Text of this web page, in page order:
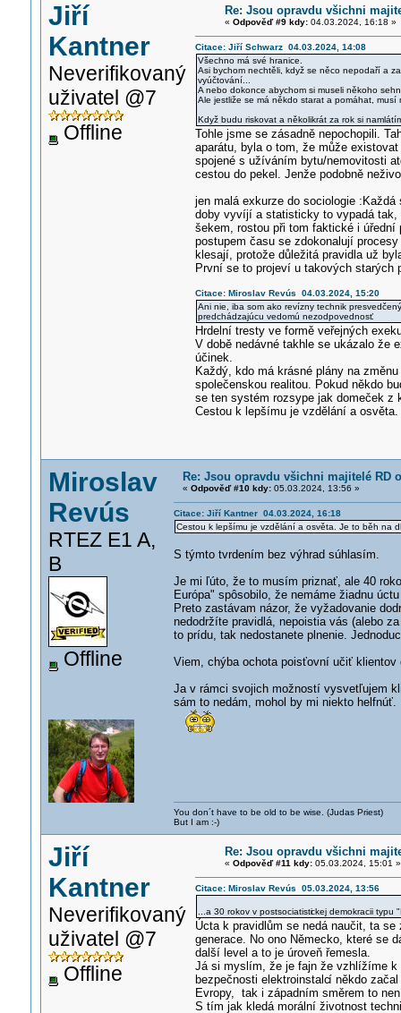
Jiří
Kantner
Neverifikovaný
uživatel @7
Offline
Re: Jsou opravdu všichni
« Odpověď #9 kdy:04.03.2024, 16:18 »
Citace: Jiří Schwarz 04.03.2024, 14:08
Všechno má své hranice.
Asi bychom nechtěli, když se něco nepodaří a
vyúčtování...
A nebo dokonce abychom si museli někoho
Ale jestliže se má někdo starat a pomáhat,
Když budu riskovat a několikrát za rok si
Tohle jsme se zásadně nepochopili.
aparátu, byla o tom, že může
spojené s užíváním bytu/nemovitosti
cestou do pekel. Jenže podobně
jen malá exkurze do sociologie
doby vyvíjí a statisticky to vypadá tak,
šekem, rostou při tom faktické i
postupem času se zdokonalují
klesají, protože důležitá pravidla už
První se to projeví u takových starých
Citace: Miroslav Revús 04.03.2024, 15:20
Ani nie, iba som ako revízny technik
predchádzajúcu vedomú nezodpovednosť.
Hrdelní tresty ve formě veřejných
V době nedávné takhle se ukázalo že
účinek.
Každý, kdo má krásné plány na
společenskou realitou. Pokud někdo
se ten systém rozsype jak domeček z
Cestou k lepšímu je vzdělání a
Miroslav
Revús
RTEZ E1 A,
B
Offline
Re: Jsou opravdu všichni majitelé RD
« Odpověď #10 kdy:05.03.2024, 13:56 »
Citace: Jiří Kantner 04.03.2024, 16:18
Cestou k lepšímu je vzdělání a osvěta. Je to běh na
S týmto tvrdením bez výhrad súhlasím.
Je mi ľúto, že to musím priznať, ale 40
Európa" spôsobilo, že nemáme žiadnu
Preto zastávam názor, že vyžadovanie
nedodržíte pravidlá, nepoistia vás (alebo
to prídu, tak nedostanete plnenie.
Viem, chýba ochota poisťovní učiť klientov
Ja v rámci svojich možností vysvetľujem
sám to nedám, mohol by mi niekto helfnúť.
You don´t have to be old to be wise. (Judas Priest)
But I am :-)
Jiří
Kantner
Neverifikovaný
uživatel @7
Offline
Re: Jsou opravdu všichni
« Odpověď #11 kdy:05.03.2024, 15:01 »
Citace: Miroslav Revús 05.03.2024, 13:56
...a 30 rokov v postsociatistickej demokracii typu
Úcta k pravidlům se nedá naučit, ta
generace. No ono Německo, které se
další level a to je úroveň řemesla.
Já si myslím, že je fajn že vzhlížíme k
bezpečnosti elektroinstalcí někdo
Evropy, tak i západním směrem to
S tím jak kledá morální životnost